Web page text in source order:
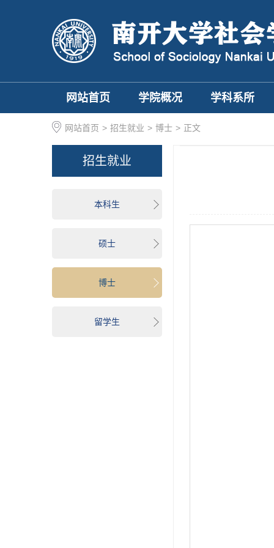
网站首页 学院概况 学科系所
网站首页 > 招生就业 > 博士 > 正文
招生就业
本科生
硕士
博士
留学生